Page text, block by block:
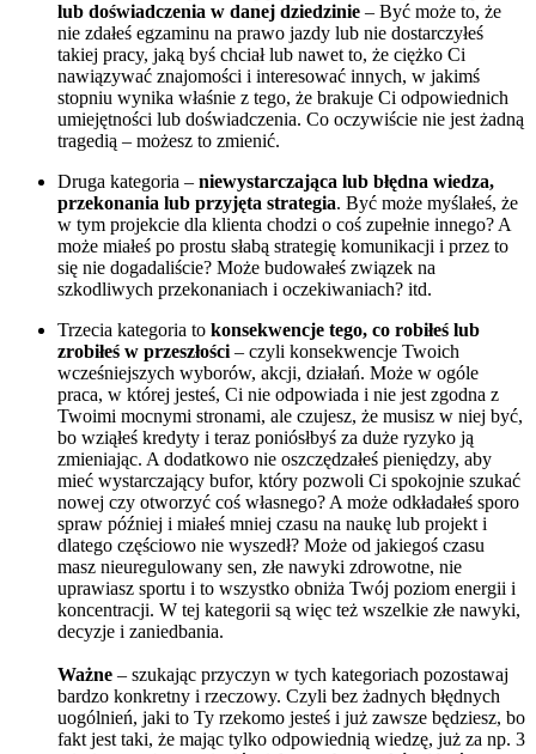
lub doświadczenia w danej dziedzinie – Być może to, że
nie zdałeś egzaminu na prawo jazdy lub nie dostarczyłeś
takiej pracy, jaką byś chciał lub nawet to, że ciężko Ci
nawiązywać znajomości i interesować innych, w jakimś
stopniu wynika właśnie z tego, że brakuje Ci odpowiednich
umiejętności lub doświadczenia. Co oczywiście nie jest żadną
tragedią – możesz to zmienić.
Druga kategoria – niewystarczająca lub błędna wiedza,
przekonania lub przyjęta strategia. Być może myślałeś, że
w tym projekcie dla klienta chodzi o coś zupełnie innego? A
może miałeś po prostu słabą strategię komunikacji i przez to
się nie dogadaliście? Może budowałeś związek na
szkodliwych przekonaniach i oczekiwaniach? itd.
Trzecia kategoria to konsekwencje tego, co robiłeś lub
zrobiłeś w przeszłości – czyli konsekwencje Twoich
wcześniejszych wyborów, akcji, działań. Może w ogóle
praca, w której jesteś, Ci nie odpowiada i nie jest zgodna z
Twoimi mocnymi stronami, ale czujesz, że musisz w niej być,
bo wziąłeś kredyty i teraz poniósłbyś za duże ryzyko ją
zmieniając. A dodatkowo nie oszczędzałeś pieniędzy, aby
mieć wystarczający bufor, który pozwoli Ci spokojnie szukać
nowej czy otworzyć coś własnego? A może odkładałeś sporo
spraw później i miałeś mniej czasu na naukę lub projekt i
dlatego częściowo nie wyszedł? Może od jakiegoś czasu
masz nieuregulowany sen, złe nawyki zdrowotne, nie
uprawiasz sportu i to wszystko obniża Twój poziom energii i
koncentracji. W tej kategorii są więc też wszelkie złe nawyki,
decyzje i zaniedbania.
Ważne – szukając przyczyn w tych kategoriach pozostawaj
bardzo konkretny i rzeczowy. Czyli bez żadnych błędnych
uogólnień, jaki to Ty rzekomo jesteś i już zawsze będziesz, bo
fakt jest taki, że mając tylko odpowiednią wiedzę, już za np. 3